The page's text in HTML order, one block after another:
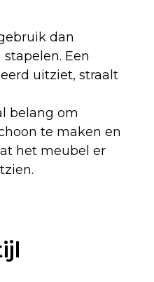
dan
Een
uitziet, straalt
belang om
te maken en
het meubel er